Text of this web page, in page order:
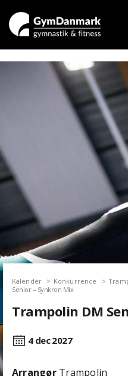
Kalender Konkurrence
Senior – Synkron Mix
Trampolin DM
4 dec2027
ArrangørTrampolin